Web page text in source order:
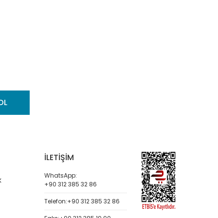
İLETİŞİM
WhatsApp:
+90 312 385 32 86
Telefon:+90 312 385 32 86